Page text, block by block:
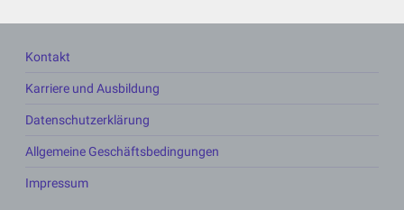
Kontakt
Karriere und Ausbildung
Datenschutzerklärung
Allgemeine Geschäftsbedingungen
Impressum